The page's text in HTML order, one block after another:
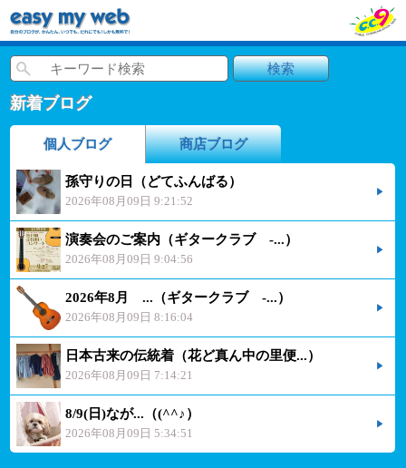
新着ブログ
個人ブログ 商店ブログ
孫守りの日（どてふんばる）
2026年08月09日 9:21:52
演奏会のご案内（ギタークラブ -...）
2026年08月09日 9:04:56
2026年8月 ...（ギタークラブ -...）
2026年08月09日 8:16:04
日本古来の伝統着（花ど真ん中の里便...）
2026年08月09日 7:14:21
8/9(日)なが...（(^^♪）
2026年08月09日 5:34:51